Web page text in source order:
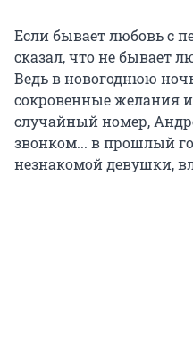
Если бывает любовь с
сказал, что не бывает
Ведь в новогоднюю
сокровенные желания
случайный номер,
звонком... в прошлый
незнакомой девушки,